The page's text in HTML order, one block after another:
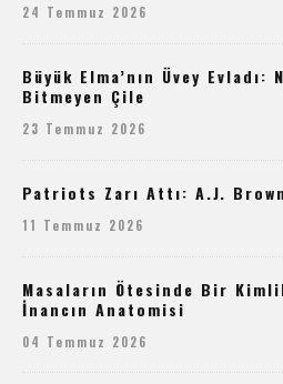
24 Temmuz 2026
Büyük Elma’nın Üvey Evladı:
Bitmeyen Çile
23 Temmuz 2026
Patriots Zarı Attı: A.J. Brown
11 Temmuz 2026
Masaların Ötesinde Bir
İnancın Anatomisi
04 Temmuz 2026